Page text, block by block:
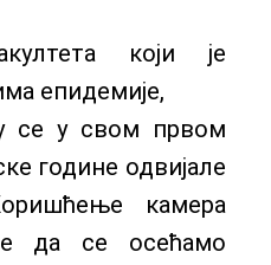
који је
епидемије,
се у свом првом
године одвијале
камера
да се осећамо